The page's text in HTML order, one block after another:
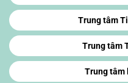
Trung tâm
Trung tâm
Trung tâm